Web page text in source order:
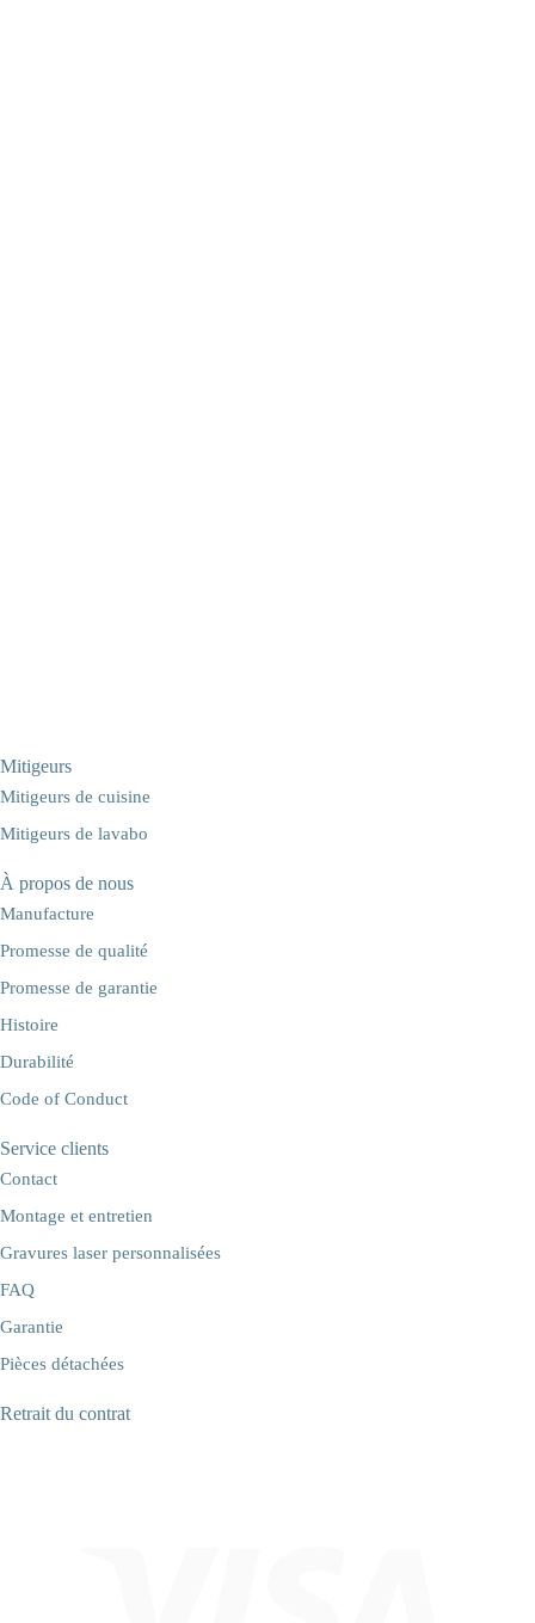
Mitigeurs
Mitigeurs de cuisine
Mitigeurs de lavabo
À propos de nous
Manufacture
Promesse de qualité
Promesse de garantie
Histoire
Durabilité
Code of Conduct
Service clients
Contact
Montage et entretien
Gravures laser personnalisées
FAQ
Garantie
Pièces détachées
Retrait du contrat